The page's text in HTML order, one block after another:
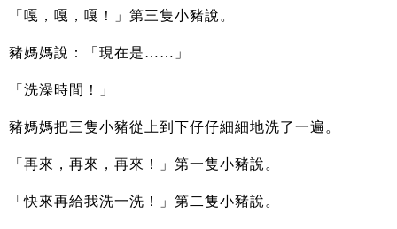
「嘎，嘎，嘎！」第三隻小豬說。
豬媽媽說：「現在是……」
「洗澡時間！」
豬媽媽把三隻小豬從上到下仔仔細細地洗了一遍。
「再來，再來，再來！」第一隻小豬說。
「快來再給我洗一洗！」第二隻小豬說。